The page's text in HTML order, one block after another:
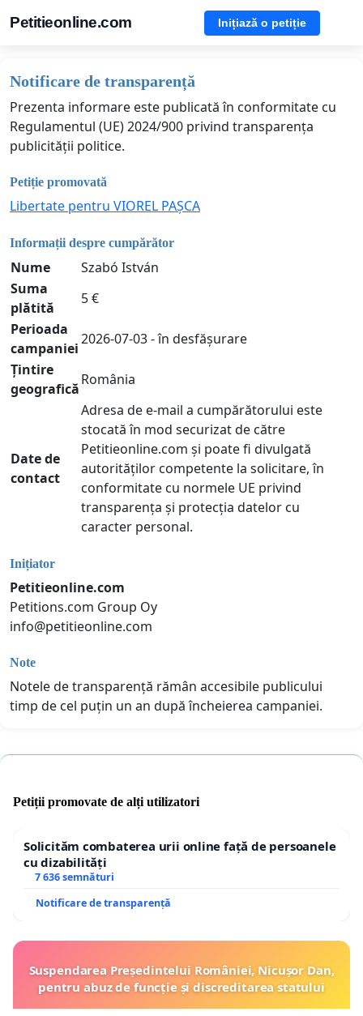
Petitieonline.com Inițiază o petiție
Notificare de transparență
Prezenta informare este publicată în conformitate cu
Regulamentul (UE) 2024/900 privind transparența
publicității politice.
Petiție promovată
Libertate pentru VIOREL PAȘCA
Informații despre cumpărător
Nume
Szabó István
Suma
plătită
5 €
Perioada
campaniei
2026-07-03 - în desfășurare
Țintire
geografică
România
Date de
contact
Adresa de e-mail a cumpărătorului este
stocată în mod securizat de către
Petitieonline.com și poate fi divulgată
autorităților competente la solicitare, în
conformitate cu normele UE privind
transparența și protecția datelor cu
caracter personal.
Inițiator
Petitieonline.com
Petitions.com Group Oy
info@petitieonline.com
Note
Notele de transparență rămân accesibile publicului
timp de cel puțin un an după încheierea campaniei.
Petiții promovate de alți utilizatori
Solicităm combaterea urii online față de persoanele
cu dizabilități
7 636 semnături
Notificare de transparență
Suspendarea Președintelui României, Nicușor Dan,
pentru abuz de funcție și discreditarea statului